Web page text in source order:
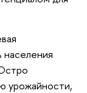
населения
урожайности,